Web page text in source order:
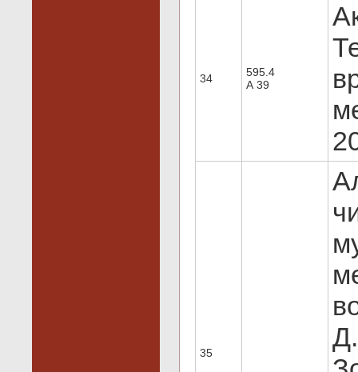
34
595.4
А 39
35